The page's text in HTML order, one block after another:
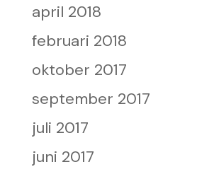
april 2018
februari 2018
oktober 2017
september 2017
juli 2017
juni 2017